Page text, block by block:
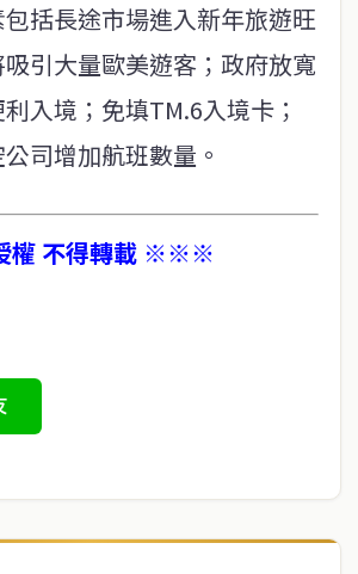
括長途市場進入新年旅遊旺
引大量歐美遊客；政府放寬
入境；免填TM.6入境卡；
司增加航班數量。
不得轉載 ※※※